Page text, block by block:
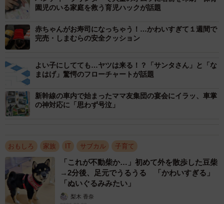
―1歳のお子さんは「お母さんが視界から消えるとすぐ泣い
ちゃう」とのことですが、具体的にはどのような感じなの
でしょうか。お父さん（佐藤さん）がいても泣き止んでく
れませんか？
園児のいる家庭を救う育児ハックが話題
赤ちゃんがお寿司になっちゃう！…かわいすぎて１週間で
完売・しまむらの安全クッション
よい子にしてても…ヤツは来る！？「サンタさん」と「な
まはげ」驚愕のフローチャートが話題
新幹線の車内で始まったママ友集団の宴会にイラッ、車掌
の神対応に「思わず号泣」
おもしろ 家族 IT サブカル 子育て
「これが不動柴か…」初めて外を散歩した豆柴
→2分後、足元でうるうる 「かわいすぎる」
「ぬいぐるみみたい」
梨木 香奈